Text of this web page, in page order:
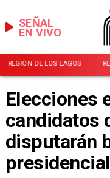
EN VIVO
SEÑAL
REGIÓN DE LOS LAGOS
Elecciones
candidatos
disputarán